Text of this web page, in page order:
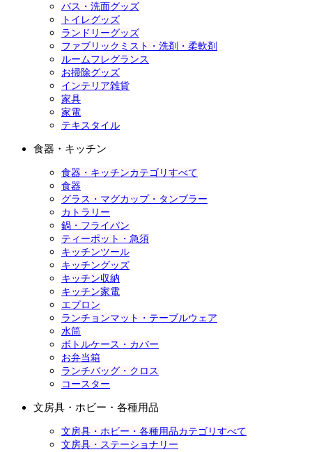
バス・洗面グッズ
トイレグッズ
ランドリーグッズ
ファブリックミスト・洗剤・柔軟剤
ルームフレグランス
お掃除グッズ
インテリア雑貨
家具
家電
テキスタイル
食器・キッチン
食器・キッチンカテゴリすべて
食器
グラス・マグカップ・タンブラー
カトラリー
鍋・フライパン
ティーポット・急須
キッチンツール
キッチングッズ
キッチン収納
キッチン家電
エプロン
ランチョンマット・テーブルウェア
水筒
ボトルケース・カバー
お弁当箱
ランチバッグ・クロス
コースター
文房具・ホビー・各種用品
文房具・ホビー・各種用品カテゴリすべて
文房具・ステーショナリー